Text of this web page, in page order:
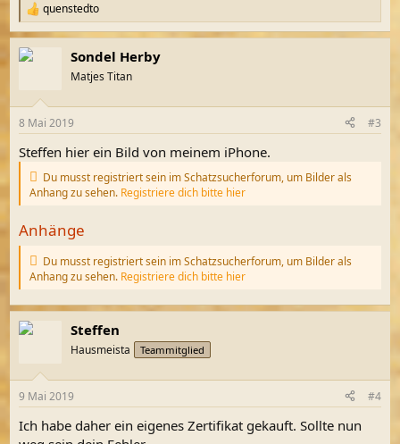
R
e
a
k
e
:
quenstedto
Sondel Herby
Matjes Titan
8 Mai 2019 #3
Steffen hier ein Bild von meinem iPhone.
Du musst registriert sein im Schatzsucherforum, um Bilder als
Anhang zu sehen. Registriere dich bitte hier
Anhänge
Du musst registriert sein im Schatzsucherforum, um Bilder als
Anhang zu sehen. Registriere dich bitte hier
Steffen
Hausmeista Teammitglied
9 Mai 2019 #4
Ich habe daher ein eigenes Zertifikat gekauft. Sollte nun